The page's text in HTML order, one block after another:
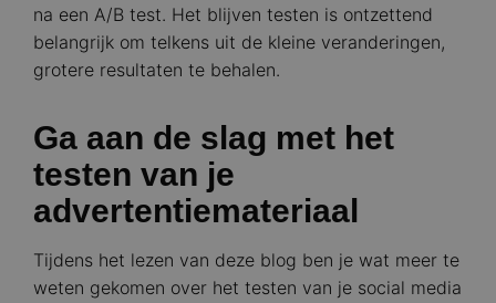
na een A/B test. Het blijven testen is ontzettend
belangrijk om telkens uit de kleine veranderingen,
grotere resultaten te behalen.
Ga aan de slag met het
testen van je
advertentiemateriaal
Tijdens het lezen van deze blog ben je wat meer te
weten gekomen over het testen van je social media